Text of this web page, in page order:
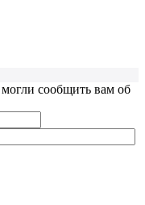
сообщить вам об